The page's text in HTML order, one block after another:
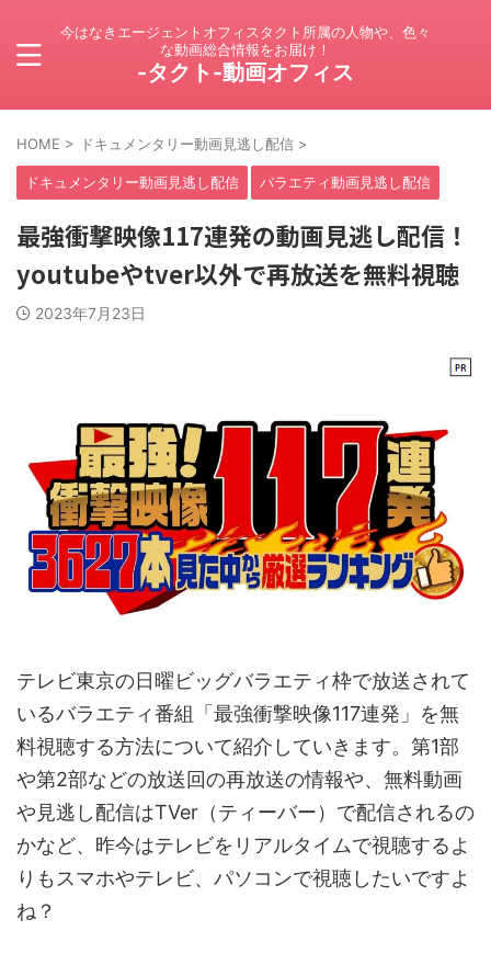
今はなきエージェントオフィスタクト所属の人物や、色々
な動画総合情報をお届け！
-タクト-動画オフィス
HOME > ドキュメンタリー動画見逃し配信 >
ドキュメンタリー動画見逃し配信 バラエティ動画見逃し配信
最強衝撃映像117連発の動画見逃し配信！
youtubeやtver以外で再放送を無料視聴
2023年7月23日
テレビ東京の日曜ビッグバラエティ枠で放送されて
いるバラエティ番組「最強衝撃映像117連発」を無
料視聴する方法について紹介していきます。第1部
や第2部などの放送回の再放送の情報や、無料動画
や見逃し配信はTVer（ティーバー）で配信されるの
かなど、昨今はテレビをリアルタイムで視聴するよ
りもスマホやテレビ、パソコンで視聴したいですよ
ね？